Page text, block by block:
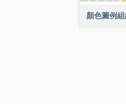
顏色圖例